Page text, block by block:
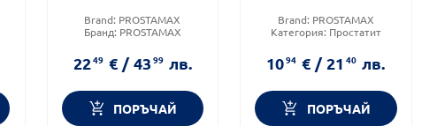
Brand: PROSTAMAX
Бранд: PROSTAMAX
2249 € / 4399 лв.
ПОРЪЧАЙ
Brand: PROSTAMAX
Категория: Простатит
1094 € / 2140 лв.
ПОРЪЧАЙ